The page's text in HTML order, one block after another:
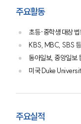
주요활동
초등·중학생 대상
KBS, MBC, SBS
동아일보, 중앙일보
미국 Duke
주요실적